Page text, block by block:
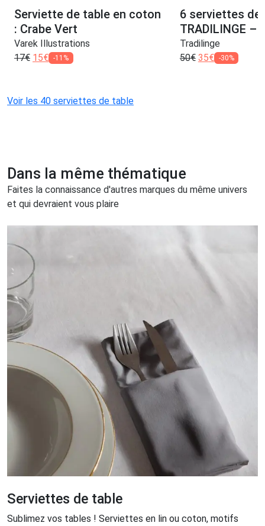
Serviette de table en coton
: Crabe Vert
Varek Illustrations
17€ 15€ -11%
6 serviettes de
TRADILINGE –
Tradilinge
50€ 35€ -30%
Voir les 40 serviettes de table
Dans la même thématique
Faites la connaissance d'autres marques du même univers
et qui devraient vous plaire
Serviettes de table
Sublimez vos tables ! Serviettes en lin ou coton, motifs